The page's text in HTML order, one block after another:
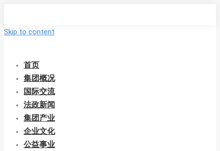
Skip to content
首页
集团概况
国际交流
法政新闻
集团产业
企业文化
公益事业